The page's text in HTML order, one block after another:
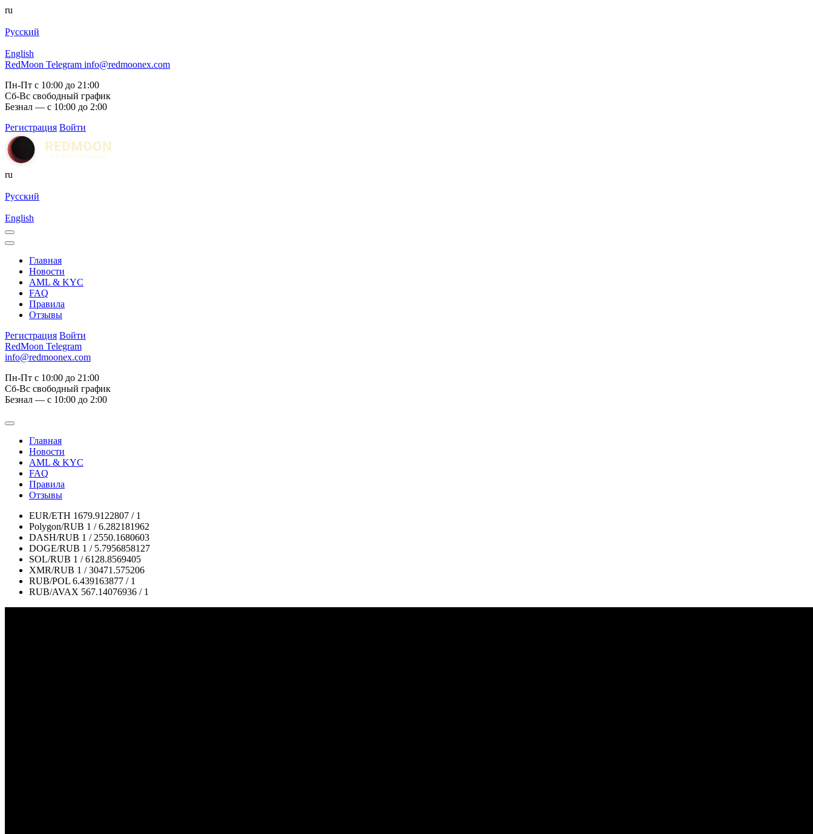
ru
Русский
English
RedMoon Telegram info@redmoonex.com
Пн-Пт с 10:00 до 21:00
Сб-Вс свободный график
Безнал — с 10:00 до 2:00
Регистрация Войти
ru
Русский
English
Главная
Новости
AML & KYC
FAQ
Правила
Отзывы
Регистрация Войти
RedMoon Telegram
info@redmoonex.com
Пн-Пт с 10:00 до 21:00
Сб-Вс свободный график
Безнал — с 10:00 до 2:00
Главная
Новости
AML & KYC
FAQ
Правила
Отзывы
EUR/ETH 1679.9122807 / 1
Polygon/RUB 1 / 6.282181962
DASH/RUB 1 / 2550.1680603
DOGE/RUB 1 / 5.7956858127
SOL/RUB 1 / 6128.8569405
XMR/RUB 1 / 30471.575206
RUB/POL 6.439163877 / 1
RUB/AVAX 567.14076936 / 1